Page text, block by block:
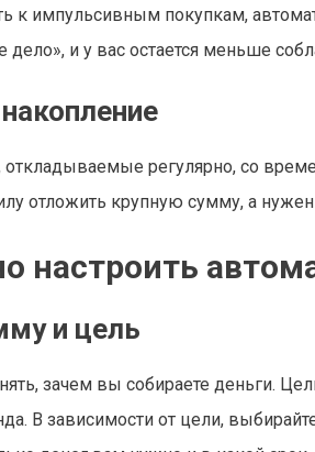
к импульсивным покупкам,
дело», и у вас остается меньше
регулярно, со
отложить крупную сумму, а нужен
настроить
и цель
зачем вы собираете деньги.
В зависимости от цели,